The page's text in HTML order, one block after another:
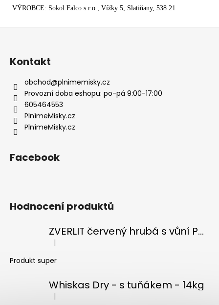
VÝROBCE: Sokol Falco s.r.o., Vížky 5, Slatiňany, 538 21
Z
Kontakt
obchod@plnimemisky.cz
Provozní doba eshopu: po-pá 9:00-17:00
605464553
PlnímeMisky.cz
PlnímeMisky.cz
Facebook
Hodnocení produktů
ZVERLIT červený hrubá s vůní Podestýlka kočka 10kg
Hodnocení produktu je 5 z 5 hvězdiček.
|
Produkt super
Whiskas Dry - s tuňákem - 14kg
Hodnocení produktu je 5 z 5 hvězdiček.
|